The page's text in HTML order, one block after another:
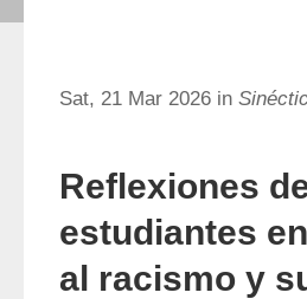
Sat, 21 Mar 2026 in
Reflexiones
estudiantes
al racismo y